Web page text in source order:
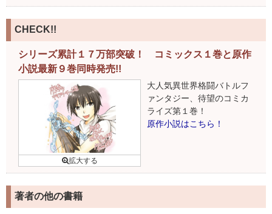
CHECK!!
シリーズ累計１７万部突破！ コミックス１巻と原作
小説最新９巻同時発売!!
大人気異世界格闘バトルフ
ァンタジー、待望のコミカ
ライズ第１巻！
原作小説はこちら！
著者の他の書籍